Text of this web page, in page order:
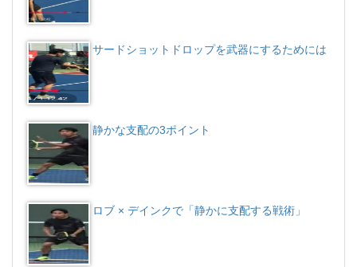
サードショットドロップを武器にするためには
静かな支配の3ポイント
ロブ × デインクで「静かに支配する戦術」